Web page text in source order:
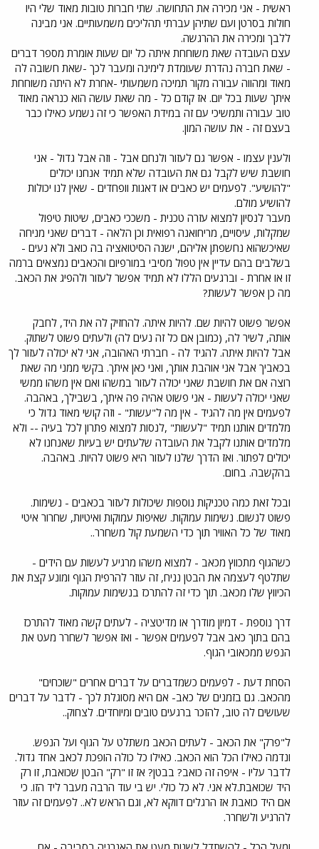
ראשית - אני מכירה את התחושה. שתי חברות טובות מאוד שלי היו
חולות בסרטן ועם שתיהן עברתי תהליכים משמעותיים. אני מבינה
ללבך ומכירה את ההרגשה.
עצם העובדה שאת משוחחת איתה כל יום שעות אומרת מספר דברים
- שאת חברה נהדרת שעומדת לימינה ומעבר לכך -שאת חשובה לה
מאוד ומהווה עבורה מקור תמיכה משמעותי -אחרת לא היתה משוחחת
איתך שעות בכל יום. אז קודם כל - מה שאת עושה הוא כנראה מאוד
טוב עבורה ותמשיכי עם זה במידת האפשר כי זה נשמע כאילו כבר
בעצם זה - את עושה המון.
ולענין עצמו - אפשר גם לעזור ולנחם אבל - וזה אבל גדול - אני
חושבת שיש לקבל גם את העובדה שלא תמיד אנחנו יכולים
"להושיע". לפעמים יש כאבים או דאגות וופחדים - שאין לנו יכולות
להושיע מולם.
מעבר לנסיון למצוא עזרה טכנית - משככי כאבים, שיטות טיפול
שמקלות, עיסויים, מריחואנה רפואית וכן הלאה - דברים שאני מניחה
שאיכשהוא נחשפתן אליהם, ישנה הסיטואציה בה כואב ולא נעים -
בשלבים בהם עדיין אין טפול מסיבי במורפיום והכאבים נמצאים ברמה
זו או אחרת - וברגעים הללו לא תמיד אפשר לעזור ולהפיג את הכאב.
מה כן אפשר לעשות?
אפשר פשוט להיות שם. להיות איתה. להחזיק לה את היד, לחבק
אותה, לשיר לה, (כמובן אם כל זה נעים לה) ולעתים פשוט לשתוק.
אבל להיות איתה. להגיד לה - חברתי האהובה, אני לא יכולה לעזור לך
בכאביך אבל אני אוהבת אותך, ואני כאן איתך. בקשי ממני מה שאת
רוצה אם את חושבת שאני יכולה לעזור במשהו ואם אין משהו ממשי
שאני יכולה לעשות - אני פשוט אהיה פה איתך, בשבילך, באהבה.
לפעמים אין מה להגיד - אין מה ל"עשות" - וזה קושי מאוד גדול כי
מלמדים אותנו תמיד "לעשות" ,לנסות למצוא פתרון לכל בעיה -- ולא
מלמדים אותנו לקבל את העובדה שלעתים יש בעיות שאנחנו לא
יכולים לפתור. ואז הדרך שלנו לעזור היא פשוט להיות. באהבה.
בהקשבה. בחום.
ובכל זאת כמה טכניקות נוספות שיכולות לעזור בכאבים - נשימות.
פשוט לנשום. נשימות עמוקות. שאיפות עמוקות ואיטיות, שחרור איטי
מאוד של כל האוויר תוך כדי השמעת קול משחרר..
כשהגוף מתכווץ מכאב - למצוא משהו מרגיע לעשות עם הידים -
שתלטף לעצמה את הבטן נניח, זה עוזר להרפית הגוף ומונע קצת את
הכיווץ שלו מכאב. תוך כדי זה להתרכז בנשימות עמוקות.
דרך נוספת - דמיון מודרך או מדיטציה - לעתים קשה מאוד להתרכז
בהם בתוך כאב אבל לפעמים אפשר - ואז אפשר לשחרר מעט את
הנפש ממכאובי הגוף.
הסחת דעת - לפעמים כשמדברים על דברים אחרים "שוכחים"
מהכאב. גם בזמנים של כאב- אם היא מסוגלת לכך - לדבר על דברים
שעושים לה טוב, להזכר ברגעים טובים ומיוחדים. לצחוק..
ל"פרק" את הכאב - לעתים הכאב משתלט על הגוף ועל הנפש.
ונדמה כאילו הכל הוא הכאב. כאילו כל כולה הופכת לכאב אחד גדול.
לדבר עליו - איפה זה כואב? בבטן? אז זו "רק" הבטן שכואבת, זו רק
היד שכואבת.לא אני. לא כל כולי. יש בי עוד הרבה מעבר ליד הזו. כי
אם היד כואבת אז הרגלים דווקא לא, וגם הראש לא.. לפעמים זה עוזר
להרגיע ולשחרר.